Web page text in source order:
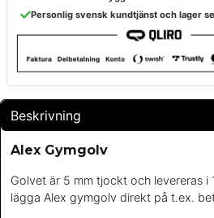
Personlig svensk kundtjänst och lager
Beskrivning
Alex Gymgolv
Golvet är 5 mm tjockt och levereras i
lägga Alex gymgolv direkt på t.ex.